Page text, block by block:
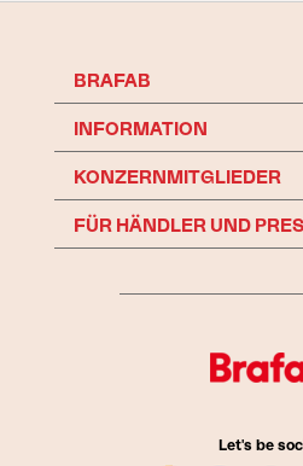
BRAFAB
INFORMATION
KONZERNMITGLIEDER
FÜR HÄNDLER UND
Let's be